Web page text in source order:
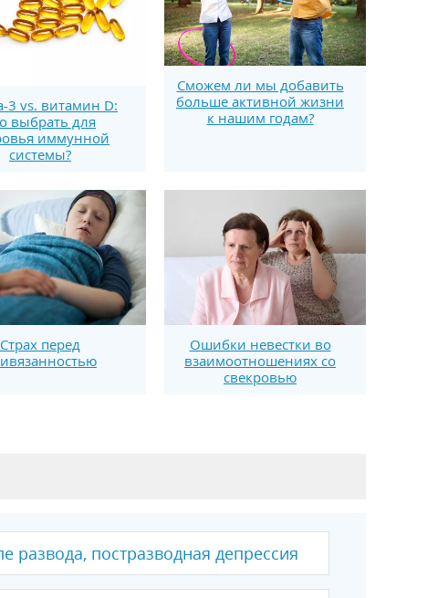
3 vs. витамин D:
выбрать для
иммунной
системы?
Сможем ли мы добавить
больше активной жизни
к нашим годам?
Страх перед
Ошибки невестки во
взаимоотношениях со
свекровью
развода, постразводная депрессия